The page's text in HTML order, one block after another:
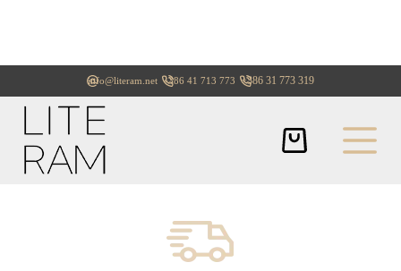
info@literam.net +386 41 713 773 +386 31 773 319